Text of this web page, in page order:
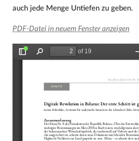
auch jede Menge Untiefen zu geben.
PDF-Datei in neuem Fenster anzeigen